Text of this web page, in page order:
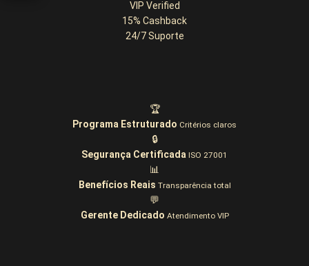
VIP Verified
15% Cashback
24/7 Suporte
🏆
Programa Estruturado Critérios claros
🔒
Segurança Certificada ISO 27001
📊
Benefícios Reais Transparência total
💬
Gerente Dedicado Atendimento VIP